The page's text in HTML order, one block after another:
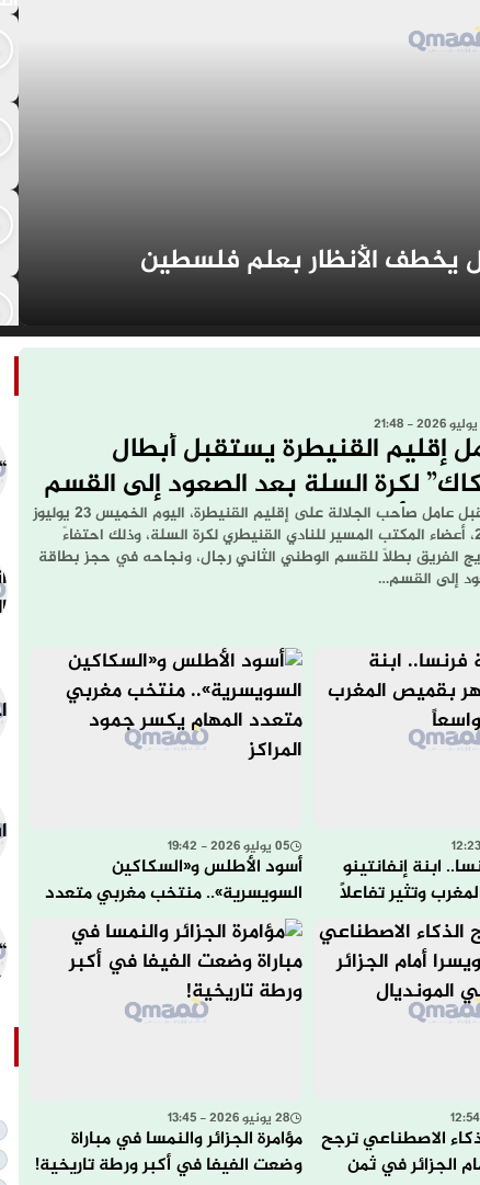
يخطف الأنظار بعلم فلسطين
إقليم القنيطرة يستقبل أبطال
لكرة السلة بعد الصعود إلى القسم
الأول
استقبل عامل صاحب الجلالة على إقليم القنيطرة، اليوم الخميس 23 يوليوز
2026، أعضاء المكتب المسير للنادي القنيطري لكرة السلة، وذلك احتفاءً
الفريق بطلاً للقسم الوطني الثاني رجال، ونجاحه في حجز بطاقة
إلى القسم…
ابنة إنفانتينو
وتثير تفاعلاً
05 يوليو 2026 - 19:42
أسود الأطلس و«السكاكين
السويسرية».. منتخب مغربي متعدد
المهام يكسر جمود المراكز
الاصطناعي ترجح
الجزائر في ثمن
28 يونيو 2026 - 13:45
مؤامرة الجزائر والنمسا في مباراة
وضعت الفيفا في أكبر ورطة تاريخية!